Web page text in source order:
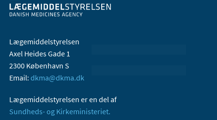
Lægemiddelstyrelsen
Axel Heides Gade 1
2300 København S
Email: dkma@dkma.dk
Lægemiddelstyrelsen er en del af
Sundheds- og Kirkeministeriet.